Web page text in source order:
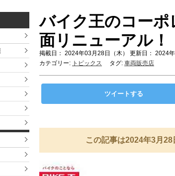
バイク王のコー
面リニューアル！
掲載日： 2024年03月28日（木） 更新日： 2024年
カテゴリー: トピックス タグ: 車両販売店
ツイートする
この記事は2024年3月28